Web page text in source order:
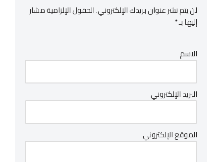
لن يتم نشر عنوان بريدك الإلكتروني.الحقول الإلزامية مشار
إليها بـ*
الاسم
البريد الإلكتروني
الموقع الإلكتروني